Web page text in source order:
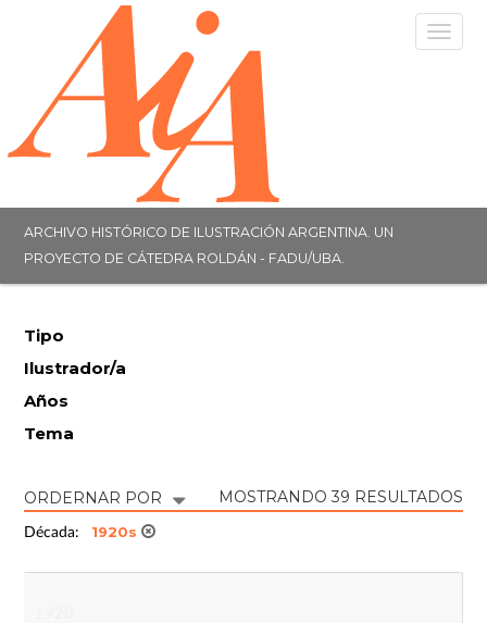
ARCHIVO HISTÓRICO DE ILUSTRACIÓN ARGENTINA. UN
PROYECTO DE CÁTEDRA ROLDÁN - FADU/UBA.
Tipo
Ilustrador/a
Años
Tema
ORDERNAR POR MOSTRANDO 39 RESULTADOS
Década: 1920s